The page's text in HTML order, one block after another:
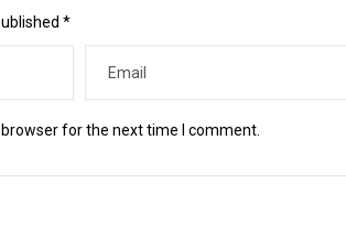
*
for the next time I comment.